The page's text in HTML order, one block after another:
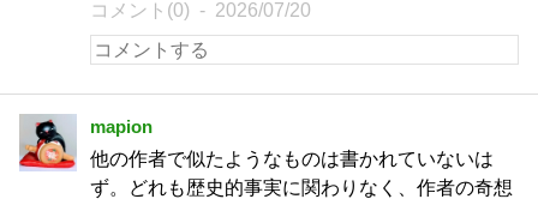
コメント(0) 2026/07/20
mapion
他の作者で似たようなものは書かれていないは
ず。どれも歴史的事実に関わりなく、作者の奇想